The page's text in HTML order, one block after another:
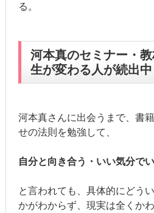
る。
河本真のセミナー・教
生が変わる人が続出中
河本真さんに出会うまで、書
せの法則を勉強して、
自分と向き合う・いい気分で
と言われても、具体的にどう
かがわからず、現実は全くか